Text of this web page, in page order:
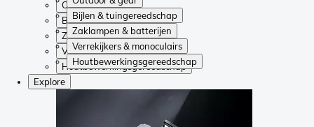
Bijlen & tuingereedschap
Zaklampen & batterijen
Verrekijkers & monoculairs
Houtbewerkingsgereedschap
Outdoor & gear
Bijlen & tuingereedschap
Zaklampen & batterijen
Verrekijkers & monoculairs
Houtbewerkingsgereedschap
Explore